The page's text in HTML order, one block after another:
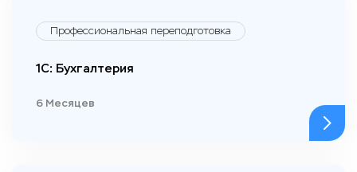
Профессиональная переподготовка
1С: Бухгалтерия
6 Месяцев